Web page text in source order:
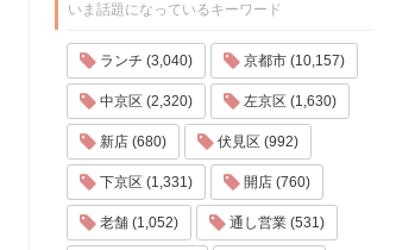
いま話題になっているキーワード
ランチ (3,040) 京都市 (10,157)
中京区 (2,320) 左京区 (1,630)
新店 (680) 伏見区 (992)
下京区 (1,331) 開店 (760)
老舗 (1,052) 通し営業 (531)